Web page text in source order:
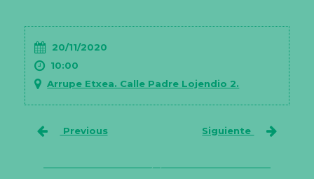
20/11/2020
10:00
Arrupe Etxea. Calle Padre Lojendio 2.
Previous Siguiente